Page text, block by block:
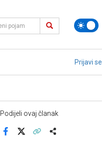
Prijavi se
Podijeli ovaj članak